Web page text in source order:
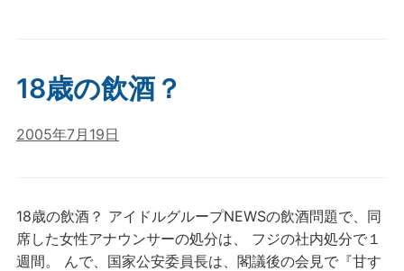
18歳の飲酒？
2005年7月19日
18歳の飲酒？ アイドルグループNEWSの飲酒問題で、同
席した女性アナウンサーの処分は、 フジの社内処分で１
週間。 んで、国家公安委員長は、閣議後の会見で『甘す